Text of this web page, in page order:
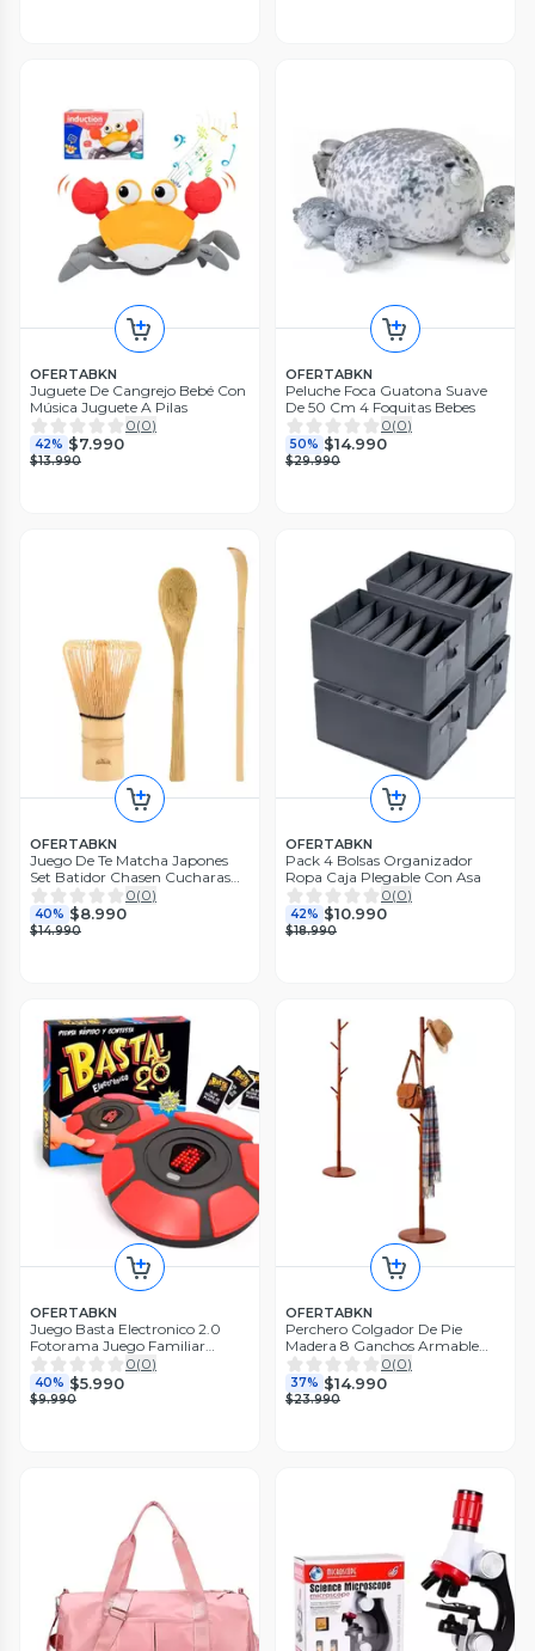
OFERTABKN
Juguete De Cangrejo Bebé Con
Música Juguete A Pilas
0(0)
42% $7.990
$13.990
OFERTABKN
Peluche Foca Guatona Suave
De 50 Cm 4 Foquitas Bebes
0(0)
50% $14.990
$29.990
OFERTABKN
Juego De Te Matcha Japones
Set Batidor Chasen Cucharas
Bambu
0(0)
40% $8.990
$14.990
OFERTABKN
Pack 4 Bolsas Organizador
Ropa Caja Plegable Con Asa
0(0)
42% $10.990
$18.990
OFERTABKN
Juego Basta Electronico 2.0
Fotorama Juego Familiar
Español
0(0)
40% $5.990
$9.990
OFERTABKN
Perchero Colgador De Pie
Madera 8 Ganchos Armable
172x38cm
0(0)
37% $14.990
$23.990